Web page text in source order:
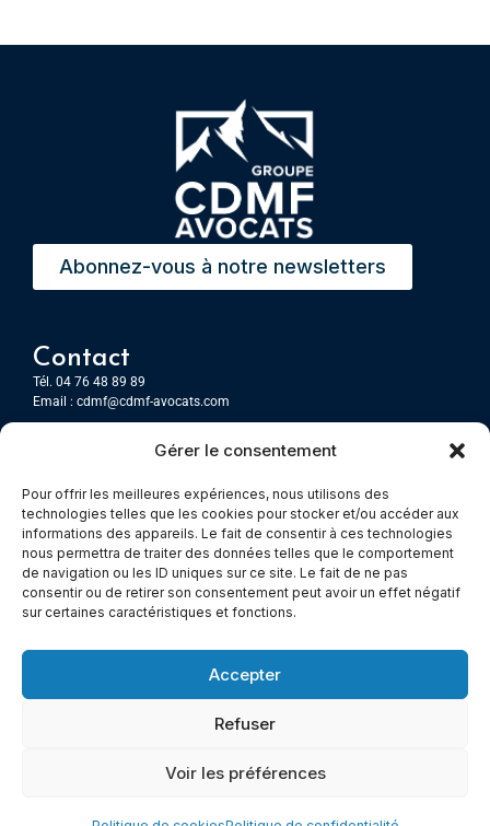
Gérer le consentement
Pour offrir les meilleures expériences, nous utilisons des
technologies telles que les cookies pour stocker et/ou accéder aux
informations des appareils. Le fait de consentir à ces technologies
nous permettra de traiter des données telles que le comportement
de navigation ou les ID uniques sur ce site. Le fait de ne pas
consentir ou de retirer son consentement peut avoir un effet négatif
sur certaines caractéristiques et fonctions.
Accepter
Refuser
Voir les préférences
Abonnez-vous à notre newsletters
Contact
Tél. 04 76 48 89 89
Email : cdmf@cdmf-avocats.com
7 Place Firmin Gautier
CS 80476
38016 GRENOBLE, Cedex 1
Chambery
Immeuble le Paris
73000 Chambéry
© All rights reserved
Mentions légales –Cookies – Politiques de confidentialité